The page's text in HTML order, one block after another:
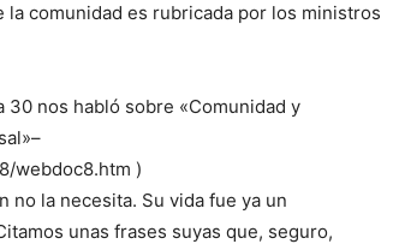
comunidad es rubricada por los ministros
30 nos habló sobre «Comunidad y
webdoc8.htm )
no la necesita. Su vida fue ya un
unas frases suyas que, seguro,